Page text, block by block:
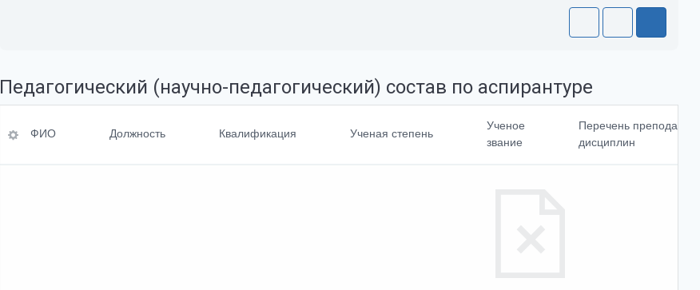
Педагогический (научно-педагогический) состав по аспирантуре
подготовки<br>и
ФИО Должность Квалификация Ученая степень
Ученое
звание
Перечень
дисциплин